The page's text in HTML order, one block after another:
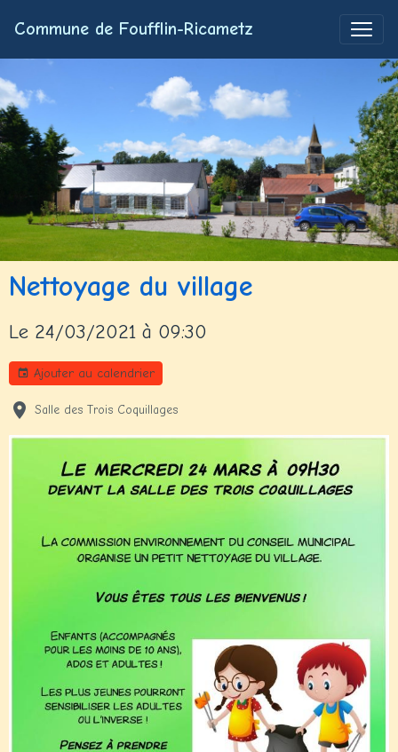
Commune de Foufflin-Ricametz
Nettoyage du village
Le 24/03/2021 à 09:30
Ajouter au calendrier
Salle des Trois Coquillages